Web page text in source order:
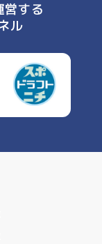
営する
ル